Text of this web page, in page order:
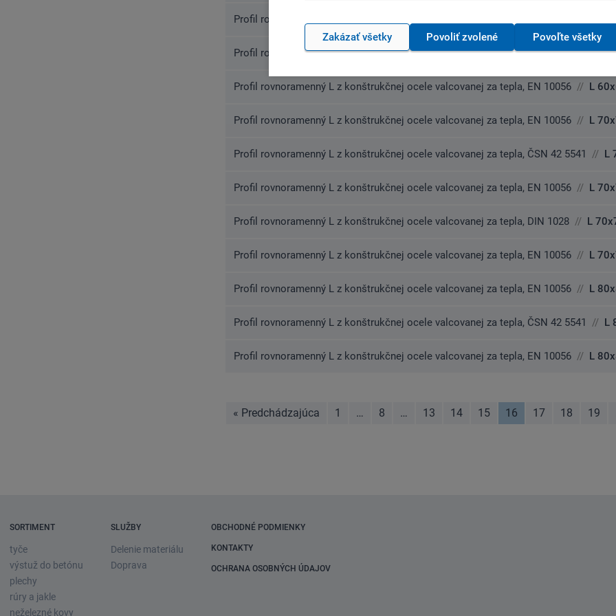
Profil rovnoramenný L z konštrukčnej ocele valcovanej za tepla, EN 10056
Profil rovnoramenný L z konštrukčnej ocele valcovanej za tepla, DIN 1028 // L
Profil rovnoramenný L z konštrukčnej ocele valcovanej za tepla, EN 10056 // L
Profil rovnoramenný L z konštrukčnej ocele valcovanej za tepla, EN 10056 // L
Profil rovnoramenný L z konštrukčnej ocele valcovanej za tepla, ČSN 42 5541 // L
Profil rovnoramenný L z konštrukčnej ocele valcovanej za tepla, EN 10056 // L
Profil rovnoramenný L z konštrukčnej ocele valcovanej za tepla, DIN 1028 // L
Profil rovnoramenný L z konštrukčnej ocele valcovanej za tepla, EN 10056 // L
Profil rovnoramenný L z konštrukčnej ocele valcovanej za tepla, EN 10056 // L
Profil rovnoramenný L z konštrukčnej ocele valcovanej za tepla, ČSN 42 5541 // L
Profil rovnoramenný L z konštrukčnej ocele valcovanej za tepla, EN 10056 // L
« Predchádzajúca stránka
1 … 8 … 13 14 15 16 17 18 19
SORTIMENT
tyče
výstuž do betónu
plechy
rúry a jakle
neželezné kovy
SLUŽBY
Delenie materiálu
Doprava
OBCHODNÉ PODMIENKY
KONTAKTY
OCHRANA OSOBNÝCH ÚDAJOV
Povoľte všetky
Zakázať všetky Povoliť zvolené